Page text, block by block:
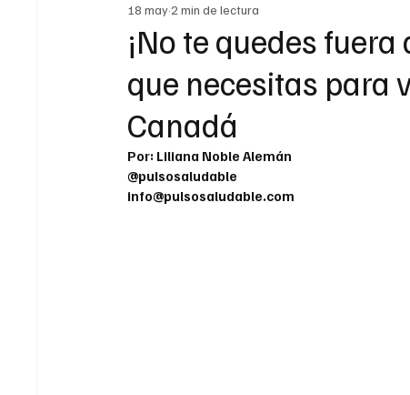
SALUD EN EL SECTOR PÚBLICO
MENTAL LA ENTREVISTA ANIMAL
INTERNACIONAL GENERAL INTERNACIONAL
¡No te quedes
que necesitas para
Canadá
18 may2 min de lectura
Por: Liliana Noble Alemán
@pulsosaludable
info@pulsosaludable.com